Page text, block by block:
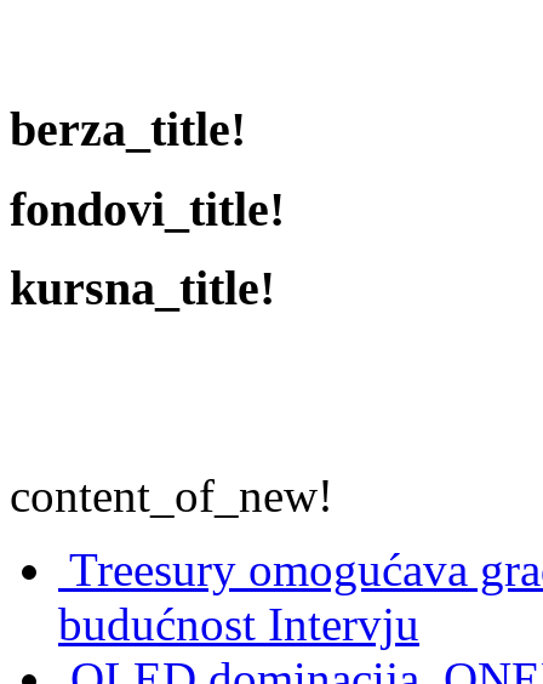
berza_title!
fondovi_title!
kursna_title!
content_of_new!
Treesury omogućava
budućnost Intervju